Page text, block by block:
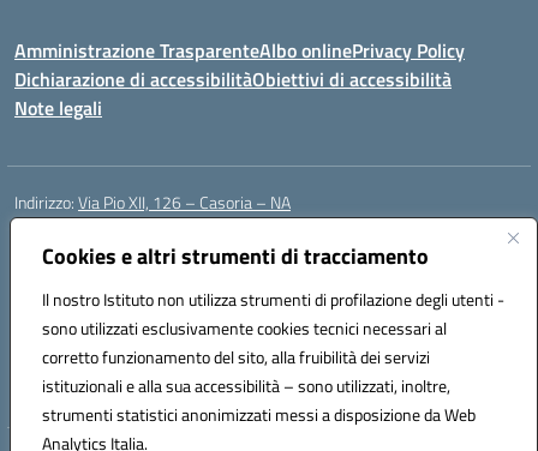
Cookies e altri strumenti di tracciamento
Il nostro Istituto non utilizza strumenti di profilazione degli utenti -
sono utilizzati esclusivamente cookies tecnici necessari al
corretto funzionamento del sito, alla fruibilità dei servizi
istituzionali e alla sua accessibilità – sono utilizzati, inoltre,
strumenti statistici anonimizzati messi a disposizione da Web
Analytics Italia.
Amministrazione TrasparenteAlbo onlinePrivacy Policy
Dichiarazione di accessibilitàObiettivi di accessibilità
Note legali
Indirizzo:Via Pio XII, 126 – Casoria – NA
Centralino:
Posta elettronica certificata (PEC):naic8et00d@pec.istruzione.it
Codice fiscale: 93056760635
Codice meccanografico:NAIC8ET00D
Codice Indice delle Pubbliche Amministrazioni (IPA): clcc_063
Codice unico di fatturazione (CUF): UFVE8K